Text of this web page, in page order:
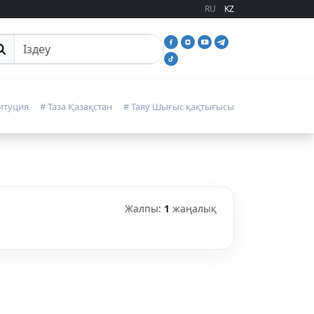
RU KZ
іздеу
# Таза Қазақстан # Таяу Шығыс қақтығысы
Жалпы: 1 жаңалық